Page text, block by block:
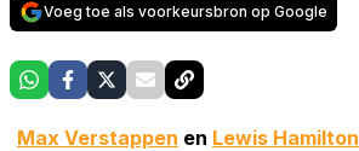
Voeg toe als voorkeursbron op Google
Max Verstappen en Lewis Hamilton